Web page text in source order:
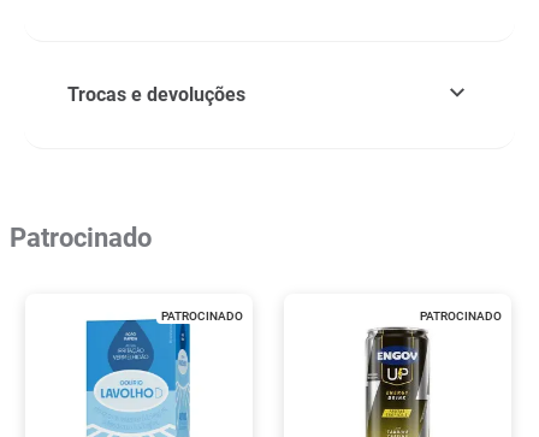
Trocas e devoluções
Patrocinado
PATROCINADO PATROCINADO